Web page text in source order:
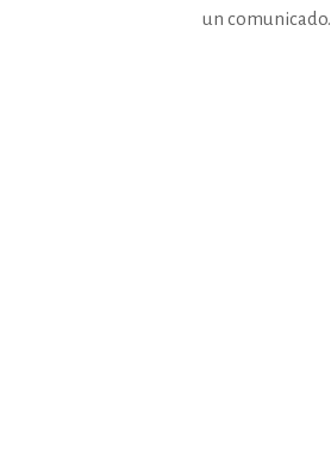
un comunicado.